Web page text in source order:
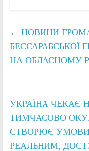
← НОВИНИ
БЕССАРАБСЬКОЇ
НА ОБЛАСНОМУ
УКРАЇНА ЧЕКАЄ
ТИМЧАСОВО
СТВОРЮЄ
РЕАЛЬНИМ,